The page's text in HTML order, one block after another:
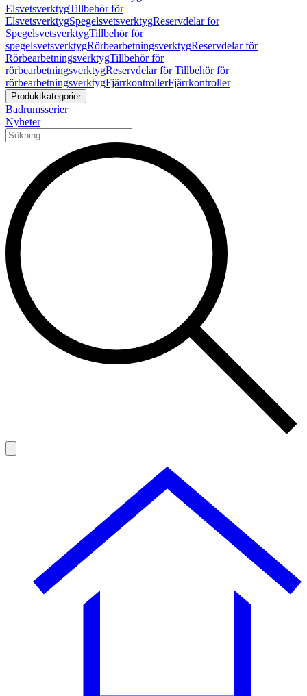
ElsvetsverktygTillbehör för
ElsvetsverktygSpegelsvetsverktygReservdelar för
SpegelsvetsverktygTillbehör för
spegelsvetsverktygRörbearbetningsverktygReservdelar för
RörbearbetningsverktygTillbehör för
rörbearbetningsverktygReservdelar för Tillbehör för
rörbearbetningsverktygFjärrkontrollerFjärrkontroller
Produktkategorier
Badrumsserier
Nyheter